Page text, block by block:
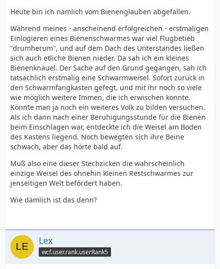
Heute bin ich nämlich vom Bienenglauben abgefallen.
Während meines - anscheinend erfolgreichen - erstmaligen
Einlogieren eines Bienenschwarmes war viel Flugbetieb
"drumherum", und auf dem Dach des Unterstandes ließen
sich auch etliche Bienen nieder. Da sah ich ein kleines
Bienenknäuel. Der Sache auf den Grund gegangen, sah ich
tatsächlich erstmalig eine Schwarmweisel. Sofort zurück in
den Schwarmfangkasten gefegt, und mit ihr noch so viele
wie möglich weitere Immen, die ich erwischen konnte.
Könnte man ja noch ein weiteres Volk zu bilden versuchen.
Als ich dann nach einer Beruhigungsstunde für die Bienen
beim Einschlagen war, entdeckte ich die Weisel am Boden
des Kastens liegend. Noch bewegten sich ihre Beine
schwach, aber das hörte bald auf.
Muß also eine dieser Stechzicken die wahrscheinlich
einzige Weisel des ohnehin kleinen Restschwarmes zur
jenseitigen Welt befördert haben.
Wie dämlich ist das denn?
Lex
wcf.user.rank.userRank5